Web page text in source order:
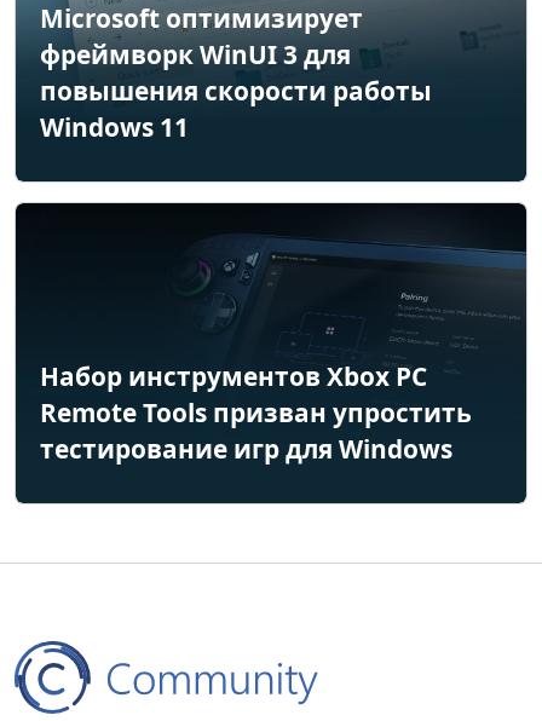
Microsoft оптимизирует
фреймворк WinUI 3 для
повышения скорости работы
Windows 11
Набор инструментов Xbox PC
Remote Tools призван упростить
тестирование игр для Windows